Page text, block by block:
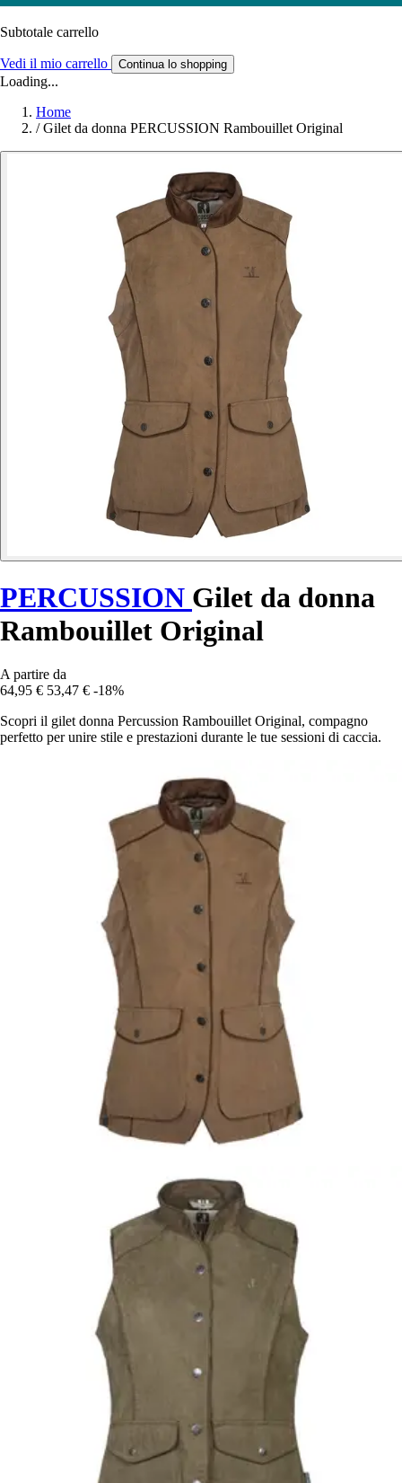
Subtotale carrello
Vedi il mio carrello Continua lo shopping
Loading...
Home
/ Gilet da donna PERCUSSION Rambouillet Original
PERCUSSION Gilet da donna
Rambouillet Original
A partire da
64,95 € 53,47 € -18%
Scopri il gilet donna Percussion Rambouillet Original, compagno
perfetto per unire stile e prestazioni durante le tue sessioni di caccia.